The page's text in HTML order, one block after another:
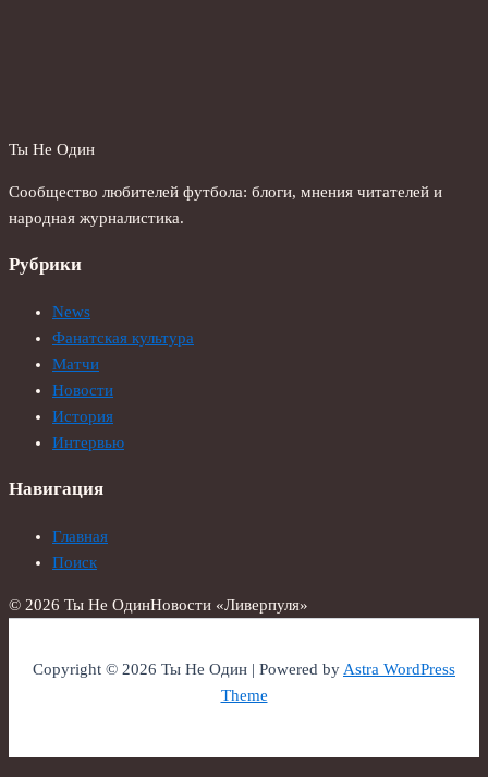
Ты Не Один
Сообщество любителей футбола: блоги, мнения читателей и
народная журналистика.
Рубрики
News
Фанатская культура
Матчи
Новости
История
Интервью
Навигация
Главная
Поиск
© 2026 Ты Не ОдинНовости «Ливерпуля»
Copyright © 2026 Ты Не Один | Powered byAstra WordPress
Theme